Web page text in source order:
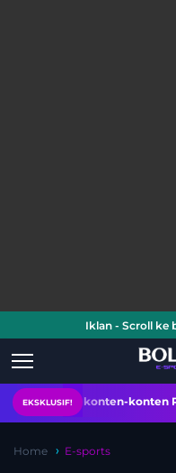
Iklan - Scroll ke
EKSKLUSIF!
konten-konten Piala Dunia
Home E-sports